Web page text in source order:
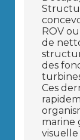
ROV
de
des
Ces
marine